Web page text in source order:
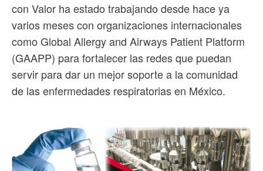
con Valor ha estado trabajando desde hace ya
varios meses con organizaciones internacionales
como Global Allergy and Airways Patient Platform
(GAAPP) para fortalecer las redes que puedan
servir para dar un mejor soporte a la comunidad
de las enfermedades respiratorias en México.